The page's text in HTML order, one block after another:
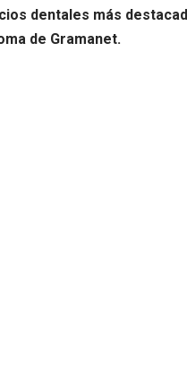
dentales más
de Gramanet.